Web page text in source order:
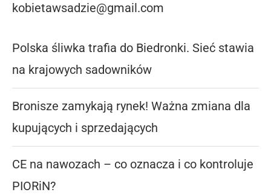
kobietawsadzie@gmail.com
Polska śliwka trafia do Biedronki. Sieć stawia
na krajowych sadowników
Bronisze zamykają rynek! Ważna zmiana dla
kupujących i sprzedających
CE na nawozach – co oznacza i co kontroluje
PIORiN?